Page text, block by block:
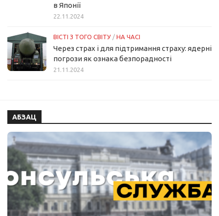
в Японії
22.11.2024
ВІСТІ З ТОГО СВІТУ / НА ЧАСІ
Через страх і для підтримання страху: ядерні
погрози як ознака безпорадності
21.11.2024
АБЗАЦ